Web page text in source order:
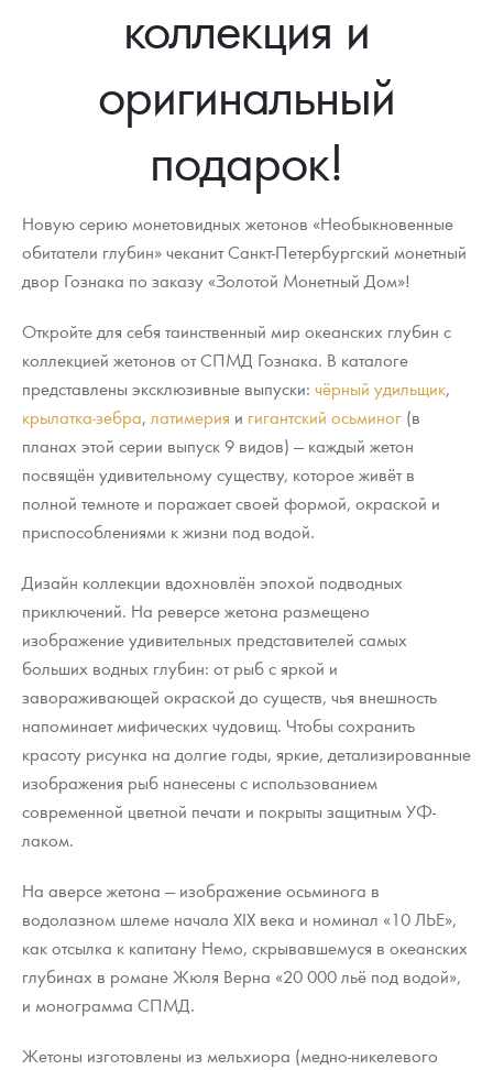
коллекция и
оригинальный
подарок!
Новую серию монетовидных жетонов «Необыкновенные
обитатели глубин» чеканит Санкт-Петербургский монетный
двор Гознака по заказу «Золотой Монетный Дом»!
Откройте для себя таинственный мир океанских глубин с
коллекцией жетонов от СПМД Гознака. В каталоге
представлены эксклюзивные выпуски: чёрный удильщик,
крылатка-зебра, латимерия и гигантский осьминог (в
планах этой серии выпуск 9 видов) — каждый жетон
посвящён удивительному существу, которое живёт в
полной темноте и поражает своей формой, окраской и
приспособлениями к жизни под водой.
Дизайн коллекции вдохновлён эпохой подводных
приключений. На реверсе жетона размещено
изображение удивительных представителей самых
больших водных глубин: от рыб с яркой и
завораживающей окраской до существ, чья внешность
напоминает мифических чудовищ. Чтобы сохранить
красоту рисунка на долгие годы, яркие, детализированные
изображения рыб нанесены с использованием
современной цветной печати и покрыты защитным УФ-
лаком.
На аверсе жетона — изображение осьминога в
водолазном шлеме начала XIX века и номинал «10 ЛЬЕ»,
как отсылка к капитану Немо, скрывавшемуся в океанских
глубинах в романе Жюля Верна «20 000 льё под водой»,
и монограмма СПМД.
Жетоны изготовлены из мельхиора (медно-никелевого